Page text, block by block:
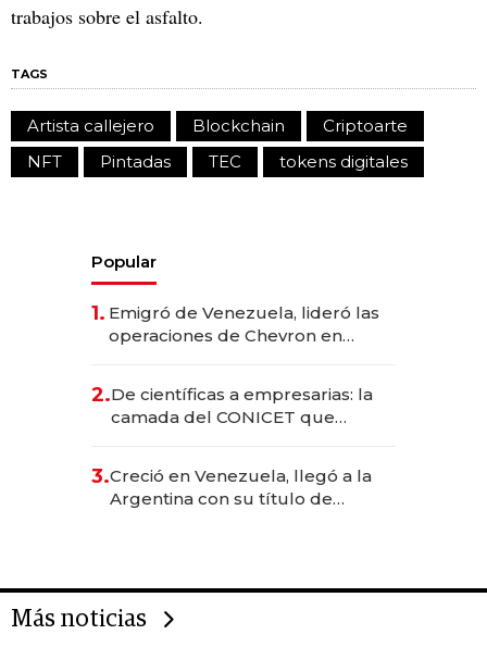
trabajos sobre el asfalto.
TAGS
Artista callejero Blockchain
Criptoarte
NFT
Pintadas TEC tokens digitales
Popular
1. Emigró de Venezuela, lideró las
operaciones de Chevron en
2.De científicas a empresarias: la
camada del CONICET que
3.Creció en Venezuela, llegó a la
Argentina con su título de
Más noticias